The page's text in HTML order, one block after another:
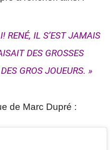
RENÉ, IL S’EST JAMAIS
DES GROSSES
GROS JOUEURS. »
de Marc Dupré :